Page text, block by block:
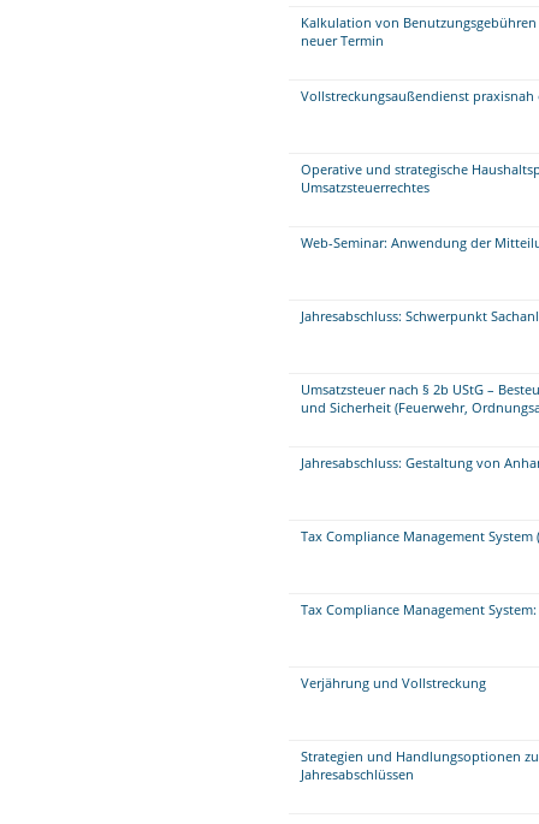
Kalkulation von
neuer Termin
Vollstreckungsaußendienst praxisnah
Operative und strategische
Umsatzsteuerrechtes
Web-Seminar: Anwendung der
Jahresabschluss: Schwerpunkt
Umsatzsteuer nach § 2b UStG –
und Sicherheit (Feuerwehr,
Jahresabschluss: Gestaltung von
Tax Compliance Management System
Tax Compliance Management
Verjährung und Vollstreckung
Strategien und Handlungsoptionen
Jahresabschlüssen